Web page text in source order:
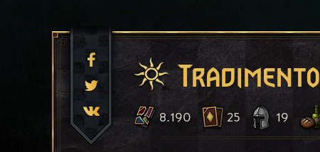
Tradimento
8.190 25 19